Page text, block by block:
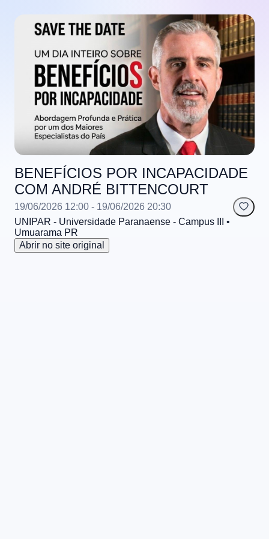
BENEFÍCIOS POR INCAPACIDADE
COM ANDRÉ BITTENCOURT
19/06/2026 12:00 - 19/06/2026 20:30
UNIPAR - Universidade Paranaense - Campus III
•
Umuarama PR
Abrir no site original